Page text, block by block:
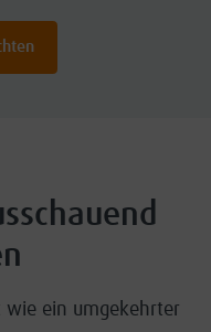
wie ein umgekehrter